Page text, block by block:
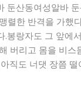
둔산동여성알바
렬한 반격을 가했
봉랑자도 그 앞에
버리고 몸을 비스
직도 너댓 장쯤